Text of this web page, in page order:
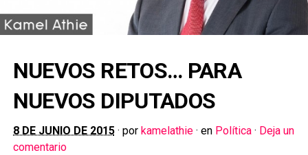
NUEVOS RETOS… PARA
NUEVOS DIPUTADOS
8 DE JUNIO DE 2015· por kamelathie· en Política· Deja un
comentario